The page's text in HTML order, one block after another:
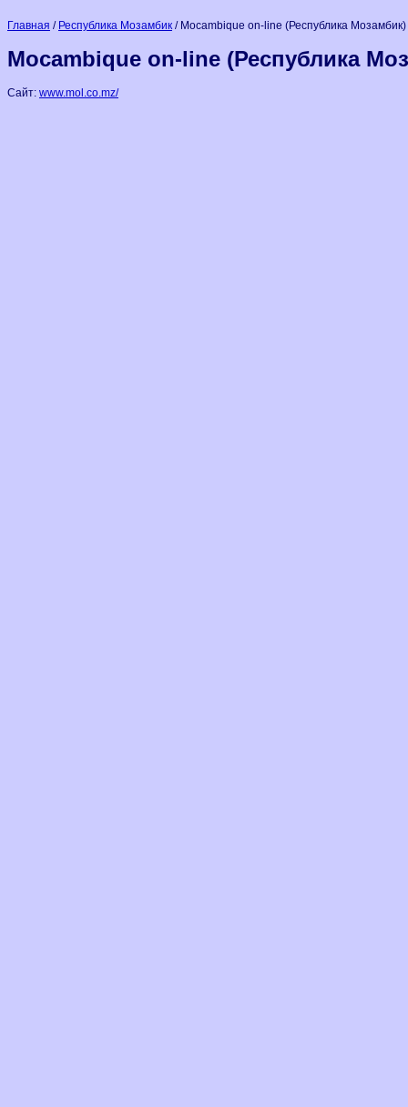
Главная / Республика Мозамбик / Mocambique on-line (Республика Мозамбик)
Mocambique on-line (Республика
Сайт: www.mol.co.mz/